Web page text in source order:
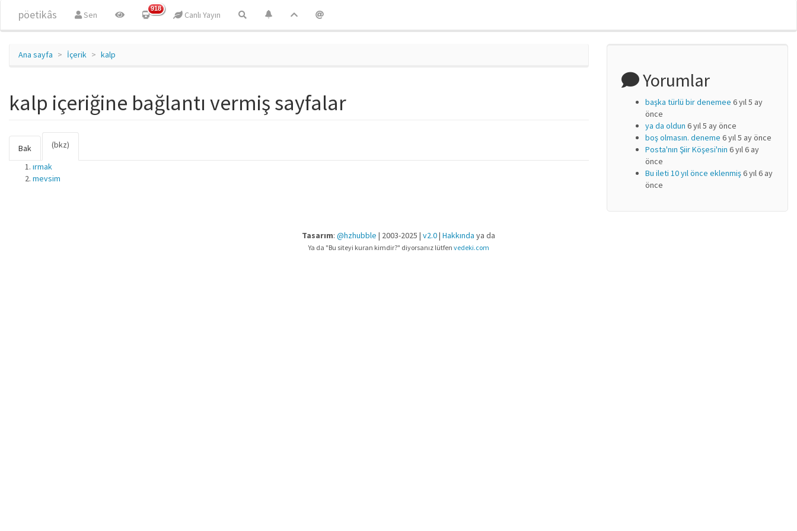
pöetikâs Sen
918
Canlı Yayın
Ana sayfa İçerik kalp
kalp içeriğine bağlantı vermiş sayfalar
Birincil sekmeler
Bak (bkz)
ırmak
mevsim
Yorumlar
başka türlü bir denemee 6 yıl 5 ay
önce
ya da oldun 6 yıl 5 ay önce
boş olmasın. deneme 6 yıl 5 ay önce
Posta'nın Şiir Köşesi'nin 6 yıl 6 ay
önce
Bu ileti 10 yıl önce eklenmiş6 yıl 6 ay
önce
Tasarım: @hzhubble | 2003-2025 | v2.0| Hakkında ya da
Ya da "Bu siteyi kuran kimdir?" diyorsanız lütfen vedeki.com